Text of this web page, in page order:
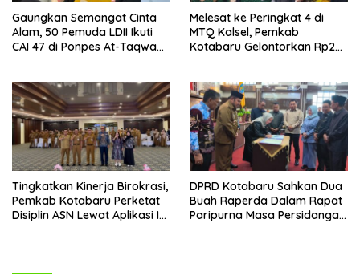
Gaungkan Semangat Cinta
Alam, 50 Pemuda LDII Ikuti
CAI 47 di Ponpes At-Taqwa
Melesat ke Peringkat 4 di
MTQ Kalsel, Pemkab
Kotabaru Gelontorkan Rp265
Tingkatkan Kinerja Birokrasi,
Pemkab Kotabaru Perketat
Disiplin ASN Lewat Aplikasi I-
DPRD Kotabaru Sahkan Dua
Buah Raperda Dalam Rapat
Paripurna Masa Persidangan